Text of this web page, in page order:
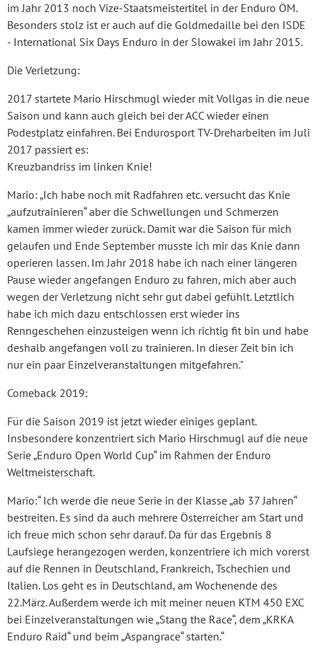
im Jahr 2013 noch Vize-Staatsmeistertitel in der Enduro ÖM.
Besonders stolz ist er auch auf die Goldmedaille bei den ISDE
- International Six Days Enduro in der Slowakei im Jahr 2015.
Die Verletzung:
2017 startete Mario Hirschmugl wieder mit Vollgas in die neue
Saison und kann auch gleich bei der ACC wieder einen
Podestplatz einfahren. Bei Endurosport TV-Dreharbeiten im Juli
2017 passiert es:
Kreuzbandriss im linken Knie!
Mario: „Ich habe noch mit Radfahren etc. versucht das Knie
„aufzutrainieren“ aber die Schwellungen und Schmerzen
kamen immer wieder zurück. Damit war die Saison für mich
gelaufen und Ende September musste ich mir das Knie dann
operieren lassen. Im Jahr 2018 habe ich nach einer längeren
Pause wieder angefangen Enduro zu fahren, mich aber auch
wegen der Verletzung nicht sehr gut dabei gefühlt. Letztlich
habe ich mich dazu entschlossen erst wieder ins
Renngeschehen einzusteigen wenn ich richtig fit bin und habe
deshalb angefangen voll zu trainieren. In dieser Zeit bin ich
nur ein paar Einzelveranstaltungen mitgefahren."
Comeback 2019:
Für die Saison 2019 ist jetzt wieder einiges geplant.
Insbesondere konzentriert sich Mario Hirschmugl auf die neue
Serie „Enduro Open World Cup“ im Rahmen der Enduro
Weltmeisterschaft.
Mario:“ Ich werde die neue Serie in der Klasse „ab 37 Jahren“
bestreiten. Es sind da auch mehrere Österreicher am Start und
ich freue mich schon sehr darauf. Da für das Ergebnis 8
Laufsiege herangezogen werden, konzentriere ich mich vorerst
auf die Rennen in Deutschland, Frankreich, Tschechien und
Italien. Los geht es in Deutschland, am Wochenende des
22.März. Außerdem werde ich mit meiner neuen KTM 450 EXC
bei Einzelveranstaltungen wie „Stang the Race“, dem „KRKA
Enduro Raid“ und beim „Aspangrace“ starten.“